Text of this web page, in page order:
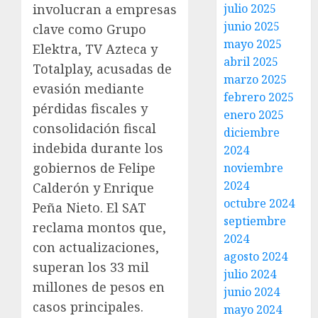
involucran a empresas
clave como Grupo
Elektra, TV Azteca y
Totalplay, acusadas de
evasión mediante
pérdidas fiscales y
consolidación fiscal
indebida durante los
gobiernos de Felipe
Calderón y Enrique
Peña Nieto. El SAT
reclama montos que,
con actualizaciones,
superan los 33 mil
millones de pesos en
casos principales.
julio 2025
junio 2025
mayo 2025
abril 2025
marzo 2025
febrero 2025
enero 2025
diciembre
2024
noviembre
2024
octubre 2024
septiembre
2024
agosto 2024
julio 2024
junio 2024
mayo 2024